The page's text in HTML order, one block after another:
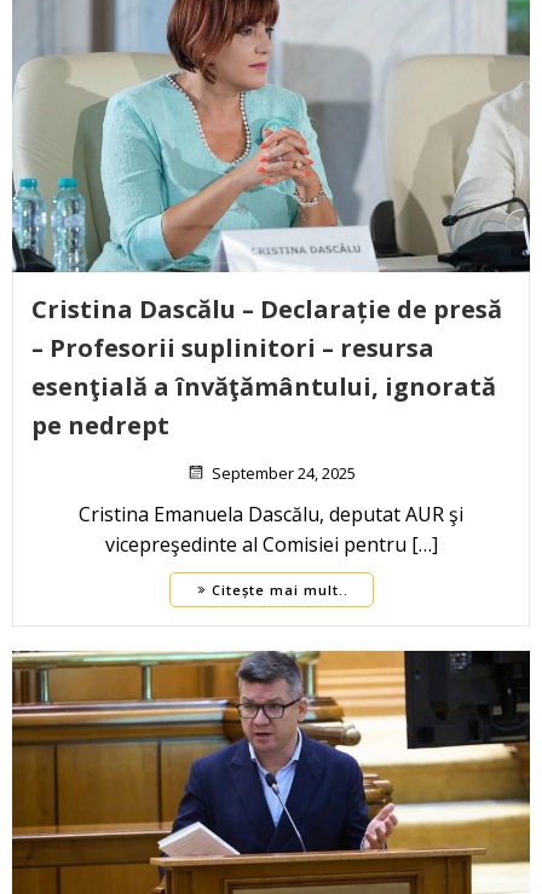
Cristina Dascălu – Declarație de presă
– Profesorii suplinitori – resursa
esenţială a învăţământului, ignorată
pe nedrept
September 24, 2025
Cristina Emanuela Dascălu, deputat AUR şi
vicepreşedinte al Comisiei pentru […]
Citește mai mult..